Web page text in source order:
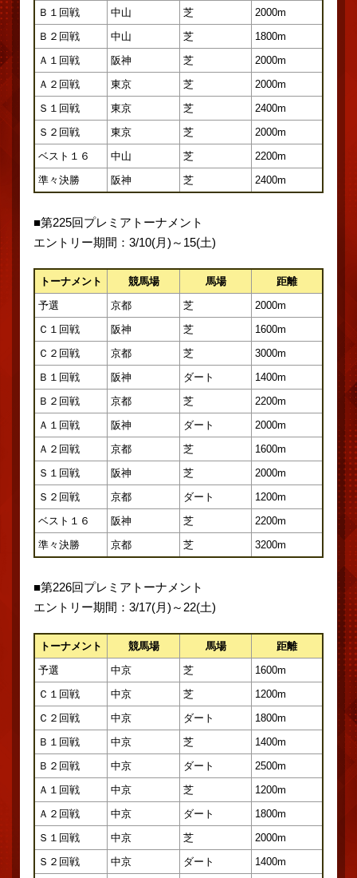
Ｂ１回戦
中山 芝
2000m
Ｂ２回戦
中山 芝
1800m
Ａ１回戦
阪神 芝
2000m
Ａ２回戦
東京 芝
2000m
Ｓ１回戦
東京 芝
2400m
Ｓ２回戦
東京 芝
2000m
ベスト１６
中山 芝
2200m
準々決勝
阪神 芝 2400m
■第225回プレミアトーナメント
エントリー期間：3/10(月)～15(土)
トーナメント 競馬場 馬場
距離
予選
京都 芝
2000m
Ｃ１回戦
阪神 芝
1600m
Ｃ２回戦
京都 芝
3000m
Ｂ１回戦
阪神 ダート
1400m
Ｂ２回戦
京都 芝
2200m
Ａ１回戦
阪神 ダート
2000m
Ａ２回戦
京都 芝
1600m
Ｓ１回戦
阪神 芝
2000m
Ｓ２回戦
京都 ダート
1200m
ベスト１６
阪神 芝
2200m
準々決勝
京都 芝 3200m
■第226回プレミアトーナメント
エントリー期間：3/17(月)～22(土)
トーナメント 競馬場 馬場
距離
予選
中京 芝
1600m
Ｃ１回戦
中京 芝
1200m
Ｃ２回戦
中京 ダート
1800m
Ｂ１回戦
中京 芝
1400m
Ｂ２回戦
中京 ダート
2500m
Ａ１回戦
中京 芝
1200m
Ａ２回戦
中京 ダート
1800m
Ｓ１回戦
中京 芝
2000m
Ｓ２回戦
中京 ダート
1400m